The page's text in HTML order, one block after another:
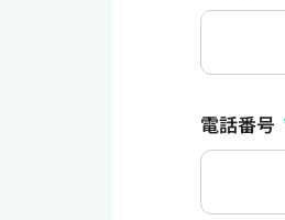
電話番号